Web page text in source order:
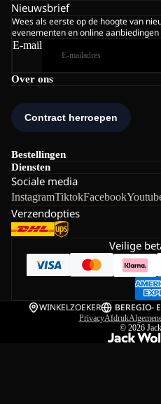
Over ons
Bestellingen
Diensten
Sociale media
InstagramTiktokFacebook
Verzendopties
Nieuwsbrief
Wees als eerste op de hoogte van
evenementen en online aanbiedingen
E-mail
Veilige
WINKELZOEKER BEREGIO-
PrivacyAfdruk
© 2026